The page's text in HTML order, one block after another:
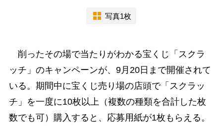
写真1枚
削ったその場で当たりがわかる宝くじ「スクラ
ッチ」のキャンペーンが、9月20日まで開催されて
いる。期間中に宝くじ売り場の店頭で「スクラッ
チ」を一度に10枚以上（複数の種類を合計した枚
数でも可）購入すると、応募用紙が1枚もらえる。